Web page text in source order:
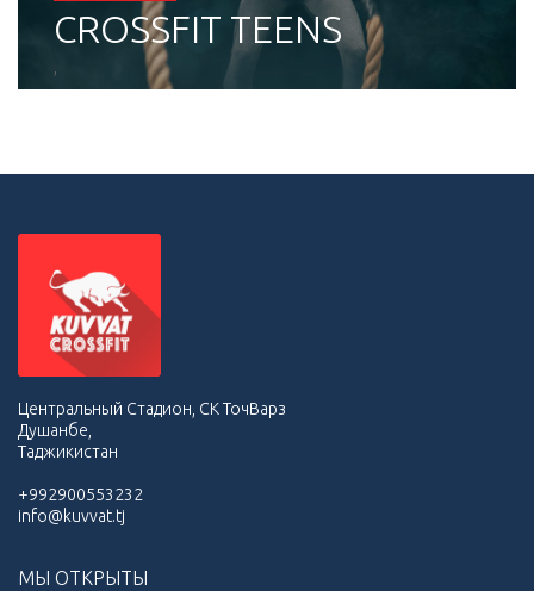
CROSSFIT TEENS
Центральный Стадион, СК ТочВарз
Душанбе,
Таджикистан
+992900553232
info@kuvvat.tj
МЫ ОТКРЫТЫ